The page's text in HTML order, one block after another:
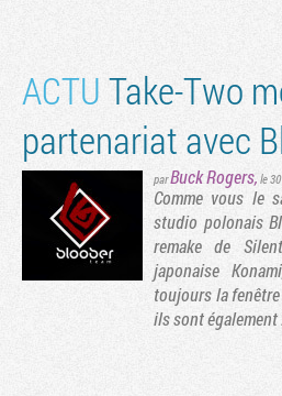
ACTU Take-Two
partenariat avec
parBuck Rogers, le
Comme vous le
studio polonais
remake de
japonaise
toujours la
ils sont également
Tribune